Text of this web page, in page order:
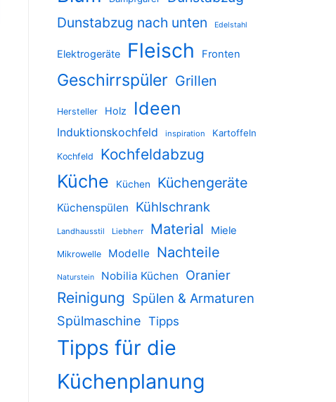
Dunstabzug nach unten
Edelstahl
Elektrogeräte Fleisch Fronten
Geschirrspüler Grillen
Hersteller Holz Ideen
Induktionskochfeld inspiration Kartoffeln
Kochfeld Kochfeldabzug
Küche Küchen Küchengeräte
Küchenspülen Kühlschrank
Landhausstil Liebherr Material Miele
Mikrowelle Modelle Nachteile
Naturstein Nobilia Küchen Oranier
Reinigung Spülen & Armaturen
Spülmaschine Tipps
Tipps für die
Küchenplanung